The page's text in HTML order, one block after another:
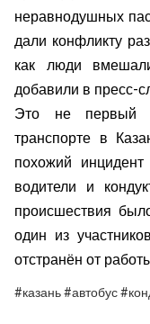
неравнодушных
дали конфликту
как люди
добавили в пресс-
Это не первый
транспорте в
похожий
водители и
происшествия
один из
отстранён от
#казань #автобус